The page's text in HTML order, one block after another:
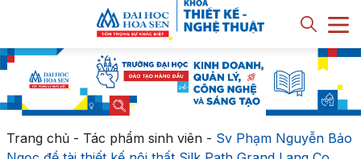
Trang chủ- Tác phẩm sinh viên- Sv Phạm Nguyễn Bảo